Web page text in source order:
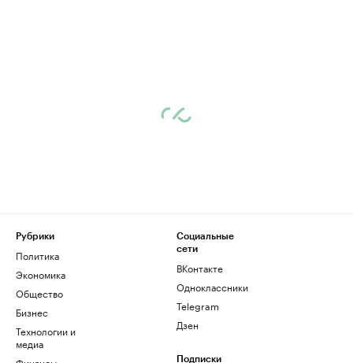
Рубрики
Политика
Экономика
Общество
Бизнес
Технологии и
медиа
Социальные
сети
ВКонтакте
Одноклассники
Telegram
Дзен
Подписки